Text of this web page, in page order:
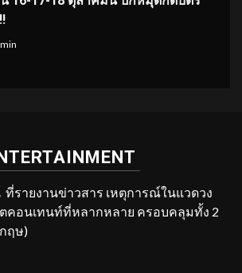
รายงานข่าวสาร เหตุการณ์ในแวดวง
ตคอนเทนท์ที่หลากหลาย ครอบคลุมทั้ง 2
ฤษ)